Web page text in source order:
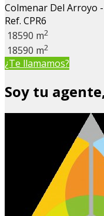
Colmenar Del Arroyo
Ref. CPR6
18590 m2
18590 m2
¿Te llamamos?
Soy tu